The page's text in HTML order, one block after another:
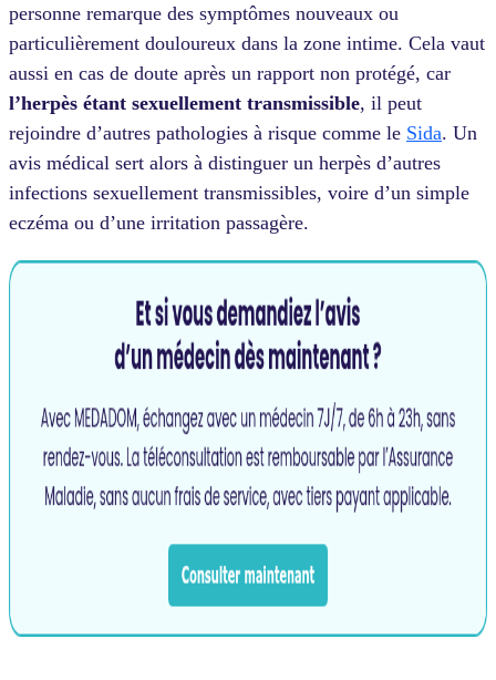
personne remarque des symptômes nouveaux ou
particulièrement douloureux dans la zone intime. Cela vaut
aussi en cas de doute après un rapport non protégé, car
l’herpès étant sexuellement transmissible, il peut
rejoindre d’autres pathologies à risque comme le Sida. Un
avis médical sert alors à distinguer un herpès d’autres
infections sexuellement transmissibles, voire d’un simple
eczéma ou d’une irritation passagère.